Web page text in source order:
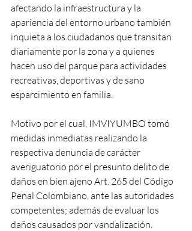
afectando la infraestructura y la
apariencia del entorno urbano también
inquieta a los ciudadanos que transitan
diariamente por la zona y a quienes
hacen uso del parque para actividades
recreativas, deportivas y de sano
esparcimiento en familia.
Motivo por el cual, IMVIYUMBO tomó
medidas inmediatas realizando la
respectiva denuncia de carácter
averiguatorio por el presunto delito de
daños en bien ajeno Art. 265 del Código
Penal Colombiano, ante las autoridades
competentes; además de evaluar los
daños causados por vandalización.